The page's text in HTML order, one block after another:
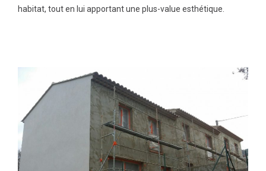
habitat, tout en lui apportant une plus-value esthétique.